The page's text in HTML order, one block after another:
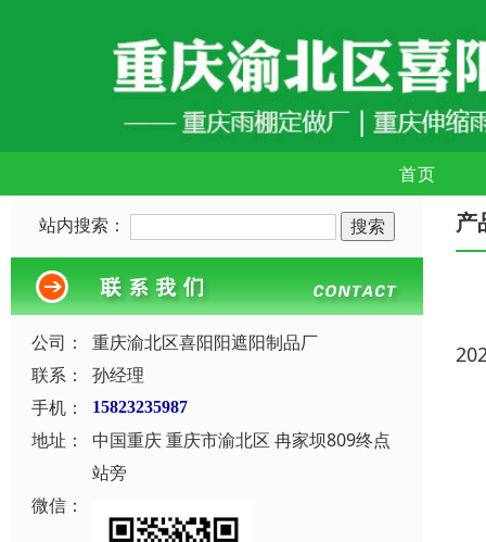
首页
站内搜索：
公司：
重庆渝北区喜阳阳遮阳制品厂
联系：
孙经理
手机：
15823235987
地址：
中国重庆 重庆市渝北区 冉家坝809终点
站旁
微信：
产